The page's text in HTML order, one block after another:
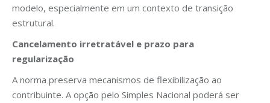
modelo, especialmente em um contexto de transição
estrutural.
Cancelamento irretratável e prazo para
regularização
A norma preserva mecanismos de flexibilização ao
contribuinte. A opção pelo Simples Nacional poderá ser